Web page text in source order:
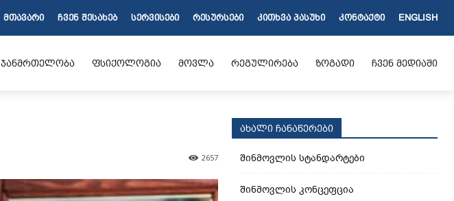
ᲛᲗᲐᲕᲐᲠᲘ ᲩᲕᲔᲜ ᲨᲔᲡᲐᲮᲔᲑ ᲡᲔᲠᲕᲘᲡᲔᲑᲘ ᲠᲔᲡᲣᲠᲡᲔᲑᲘ ᲙᲘᲗᲮᲕᲐ ᲞᲐᲡᲣᲮᲘ ᲙᲝᲜᲢᲐᲥᲢᲘ ENGLISH
ჯანმრთელობა ფსიქოლოგია მოვლა რეგულირება ზოგადი ჩვენ მედიაში
2657
ახალი ჩანაწერები
შინმოვლის სტანდარტები
შინმოვლის კონცეფცია